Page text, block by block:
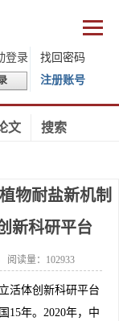
登录
找回密码
注册账号
文 搜索
物耐盐新机制
新科研平台
阅读量： 102933
活体创新科研平台
15年。2020年，中